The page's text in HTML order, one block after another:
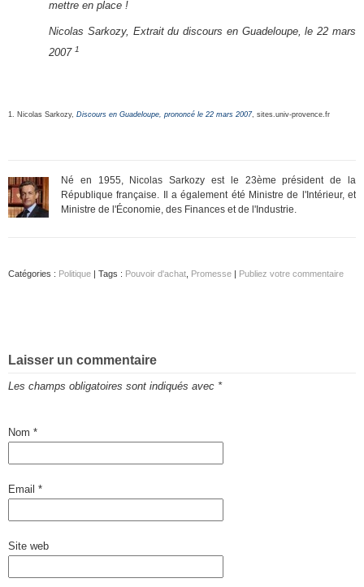
mettre en place !
Nicolas Sarkozy, Extrait du discours en Guadeloupe, le 22 mars
2007 1
1. Nicolas Sarkozy, Discours en Guadeloupe, prononcé le 22 mars 2007, sites.univ-provence.fr
Né en 1955, Nicolas Sarkozy est le 23ème président de la
République française. Il a également été Ministre de l'Intérieur, et
Ministre de l'Économie, des Finances et de l'Industrie.
Catégories : Politique | Tags : Pouvoir d'achat Promesse Publiez votre commentaire
Laisser un commentaire
Les champs obligatoires sont indiqués avec *
Nom *
Email *
Site web